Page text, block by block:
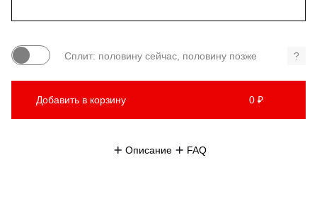
Сплит: половину сейчас, половину позже ?
Добавить в корзину 0 ₽
Описание FAQ